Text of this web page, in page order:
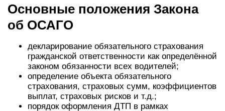
Основные положения Закона
об ОСАГО
декларирование обязательного страхования
гражданской ответственности как определённой
законом обязанности всех водителей;
определение объекта обязательного
страхования, страховых сумм, коэффициентов
выплат, страховых рисков и т.д.;
порядок оформления ДТП в рамках